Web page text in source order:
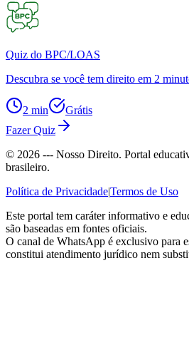
Quiz do BPC/LOAS
Descubra se você tem direito em 2
2 min
Grátis
Fazer Quiz
© 2026 --- Nosso Direito. Portal
brasileiro.
Política de Privacidade|Termos de Uso
Este portal tem caráter informativo e
são baseadas em fontes oficiais.
O canal de WhatsApp é exclusivo para
constitui atendimento jurídico nem